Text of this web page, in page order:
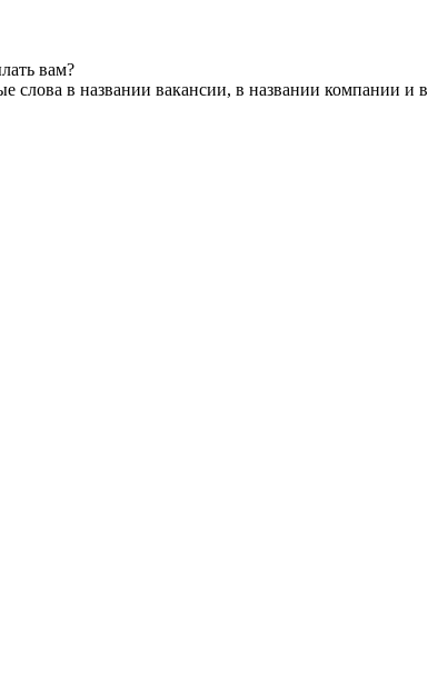
вам?
слова в названии вакансии, в названии компании и